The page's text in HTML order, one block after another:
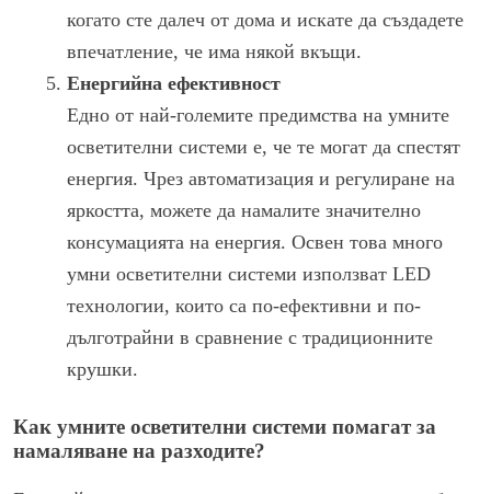
когато сте далеч от дома и искате да създадете
впечатление, че има някой вкъщи.
Енергийна ефективност
Едно от най-големите предимства на умните
осветителни системи е, че те могат да спестят
енергия. Чрез автоматизация и регулиране на
яркостта, можете да намалите значително
консумацията на енергия. Освен това много
умни осветителни системи използват LED
технологии, които са по-ефективни и по-
дълготрайни в сравнение с традиционните
крушки.
Как умните осветителни системи помагат за
намаляване на разходите?